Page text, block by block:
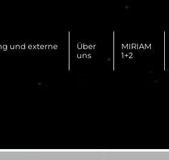
und externe
Über
uns
MIRIAM
1+2